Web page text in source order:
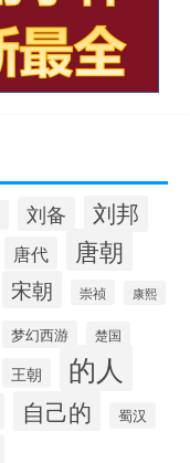
刘备 刘邦
唐代 唐朝
宋朝 崇祯 康熙
梦幻西游 楚国
王朝 的人
自己的 蜀汉